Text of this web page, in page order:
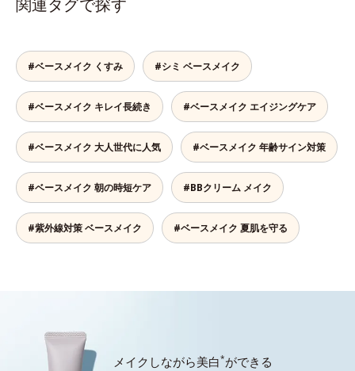
関連タグで探す
#ベースメイク くすみ #シミ ベースメイク
#ベースメイク キレイ長続き #ベースメイク エイジングケア
#ベースメイク 大人世代に人気 #ベースメイク 年齢サイン対策
#ベースメイク 朝の時短ケア #BBクリーム メイク
#紫外線対策 ベースメイク #ベースメイク 夏肌を守る
メイクしながら美白*ができる